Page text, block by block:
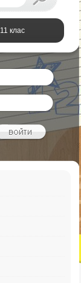
11 клас